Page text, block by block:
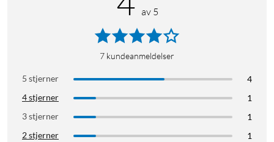
av 5
7 kundeanmeldelser
5 stjerner
4
4 stjerner
1
3 stjerner
1
2 stjerner
1